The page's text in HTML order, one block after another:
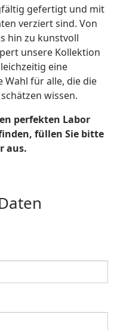
gefertigt und mit
verziert sind. Von
hin zu kunstvoll
unsere Kollektion
eine
für alle, die die
wissen.
perfekten Labor
füllen Sie bitte
aus.